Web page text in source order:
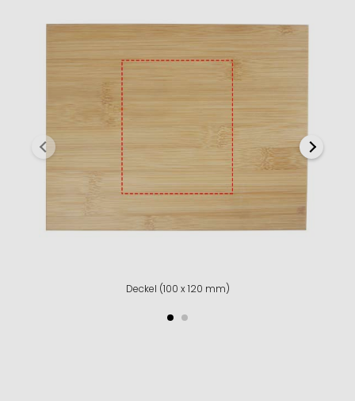
Deckel (100 x 120 mm)